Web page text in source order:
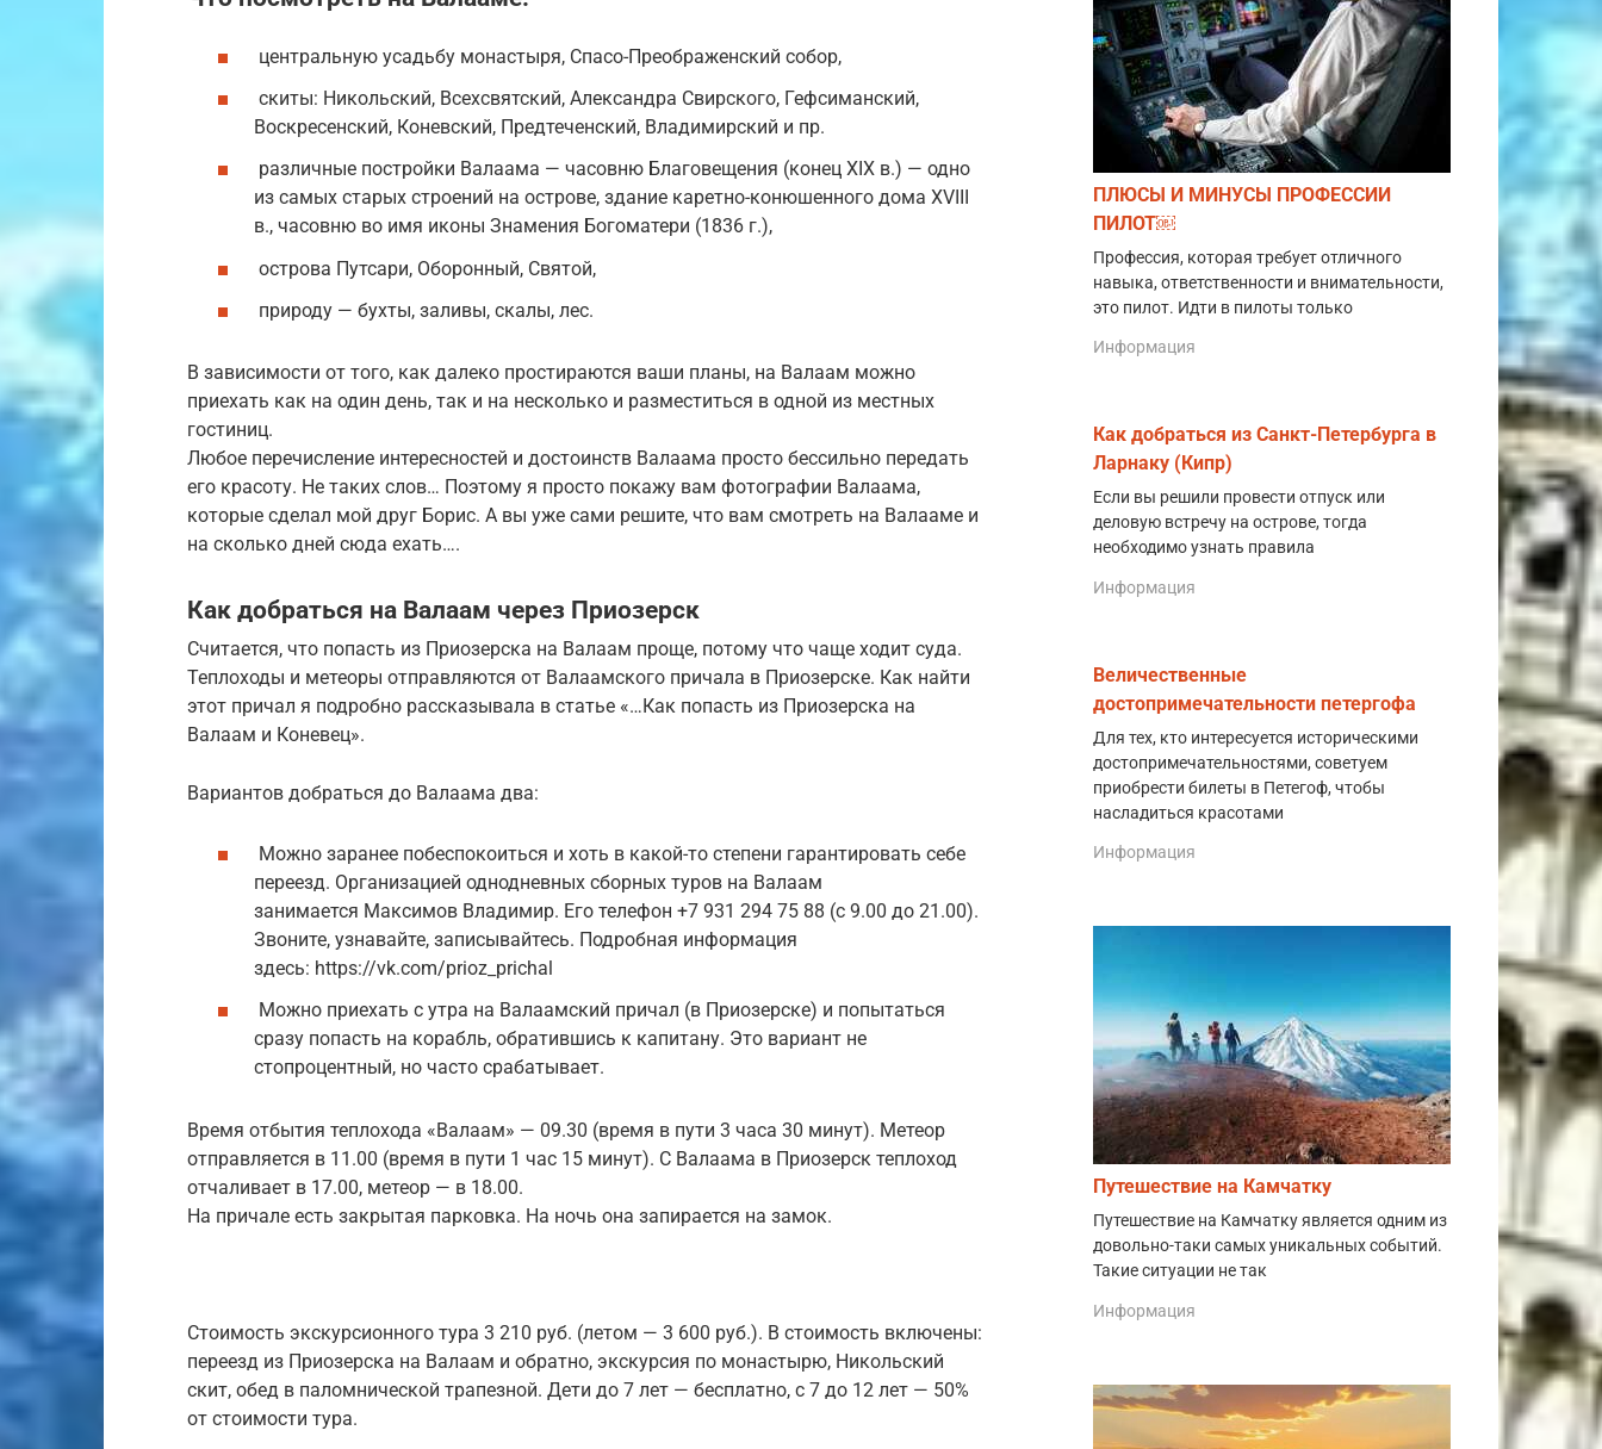
центральную усадьбу монастыря, Спасо-Преображенский собор,
скиты: Никольский, Всехсвятский, Александра Свирского, Гефсиманский,
Воскресенский, Коневский, Предтеченский, Владимирский и пр.
различные постройки Валаама — часовню Благовещения (конец XIX в.) — одно
из самых старых строений на острове, здание каретно-конюшенного дома XVIII
в., часовню во имя иконы Знамения Богоматери (1836 г.),
острова Путсари, Оборонный, Святой,
природу — бухты, заливы, скалы, лес.
В зависимости от того, как далеко простираются ваши планы, на Валаам можно
приехать как на один день, так и на несколько и разместиться в одной из местных
гостиниц.
Любое перечисление интересностей и достоинств Валаама просто бессильно передать
его красоту. Не таких слов… Поэтому я просто покажу вам фотографии Валаама,
которые сделал мой друг Борис. А вы уже сами решите, что вам смотреть на Валааме и
на сколько дней сюда ехать….
Как добраться на Валаам через Приозерск
Считается, что попасть из Приозерска на Валаам проще, потому что чаще ходит суда.
Теплоходы и метеоры отправляются от Валаамского причала в Приозерске. Как найти
этот причал я подробно рассказывала в статье «…Как попасть из Приозерска на
Валаам и Коневец».
Вариантов добраться до Валаама два:
Можно заранее побеспокоиться и хоть в какой-то степени гарантировать себе
переезд. Организацией однодневных сборных туров на Валаам
занимается Максимов Владимир. Его телефон +7 931 294 75 88 (с 9.00 до 21.00).
Звоните, узнавайте, записывайтесь. Подробная информация
здесь: https://vk.com/prioz_prichal
Можно приехать с утра на Валаамский причал (в Приозерске) и попытаться
сразу попасть на корабль, обратившись к капитану. Это вариант не
стопроцентный, но часто срабатывает.
Время отбытия теплохода «Валаам» — 09.30 (время в пути 3 часа 30 минут). Метеор
отправляется в 11.00 (время в пути 1 час 15 минут). С Валаама в Приозерск теплоход
отчаливает в 17.00, метеор — в 18.00.
На причале есть закрытая парковка. На ночь она запирается на замок.
Стоимость экскурсионного тура 3 210 руб. (летом — 3 600 руб.). В стоимость включены:
переезд из Приозерска на Валаам и обратно, экскурсия по монастырю, Никольский
скит, обед в паломнической трапезной. Дети до 7 лет — бесплатно, с 7 до 12 лет — 50%
от стоимости тура.
ПЛЮСЫ И МИНУСЫ ПРОФЕССИИ
ПИЛОТ￼
Профессия, которая требует отличного
навыка, ответственности и внимательности,
это пилот. Идти в пилоты только
Информация
Как добраться из Санкт-Петербурга в
Ларнаку (Кипр)
Если вы решили провести отпуск или
деловую встречу на острове, тогда
необходимо узнать правила
Информация
Величественные
достопримечательности петергофа
Для тех, кто интересуется историческими
достопримечательностями, советуем
приобрести билеты в Петегоф, чтобы
насладиться красотами
Информация
Путешествие на Камчатку
Путешествие на Камчатку является одним из
довольно-таки самых уникальных событий.
Такие ситуации не так
Информация